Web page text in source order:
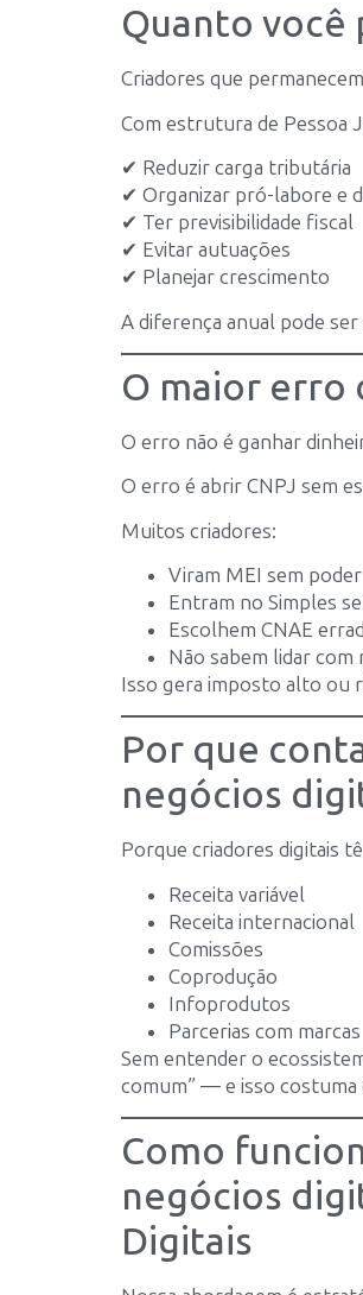
Quanto você
Criadores que
Com estrutura de Pessoa
✔ Reduzir carga tributária
✔ Organizar pró-labore e
✔ Ter previsibilidade fiscal
✔ Evitar autuações
✔ Planejar crescimento
A diferença anual pode
O maior erro
O erro não é ganhar
O erro é abrir CNPJ sem
Muitos criadores:
Viram MEI sem poder
Entram no Simples
Escolhem CNAE
Não sabem lidar
Isso gera imposto alto ou
Por que
negócios
Porque criadores digitais
Receita variável
Receita internacional
Comissões
Coprodução
Infoprodutos
Parcerias com marcas
Sem entender o
comum” — e isso costuma
Como
negócios
Digitais